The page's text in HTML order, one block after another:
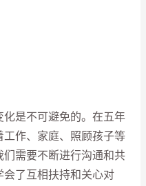
是不可避免的。在五年
作、家庭、照顾孩子等
需要不断进行沟通和共
会了互相扶持和关心对